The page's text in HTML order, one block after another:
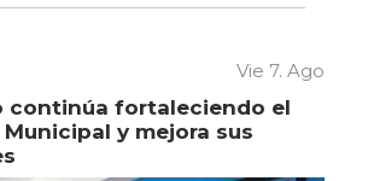
Vie 7. Ago
continúa fortaleciendo el
y mejora sus